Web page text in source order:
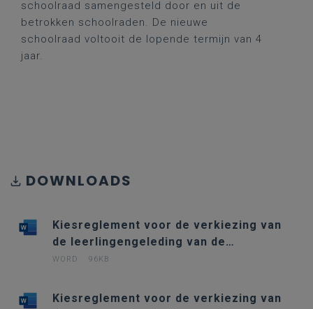
schoolraad samengesteld door en uit de
betrokken schoolraden. De nieuwe
schoolraad voltooit de lopende termijn van 4
jaar.
DOWNLOADS
Kiesreglement voor de verkiezing van
de leerlingengeleding van de
schoolraad so (TLER_349)
WORD 96KB
Kiesreglement voor de verkiezing van